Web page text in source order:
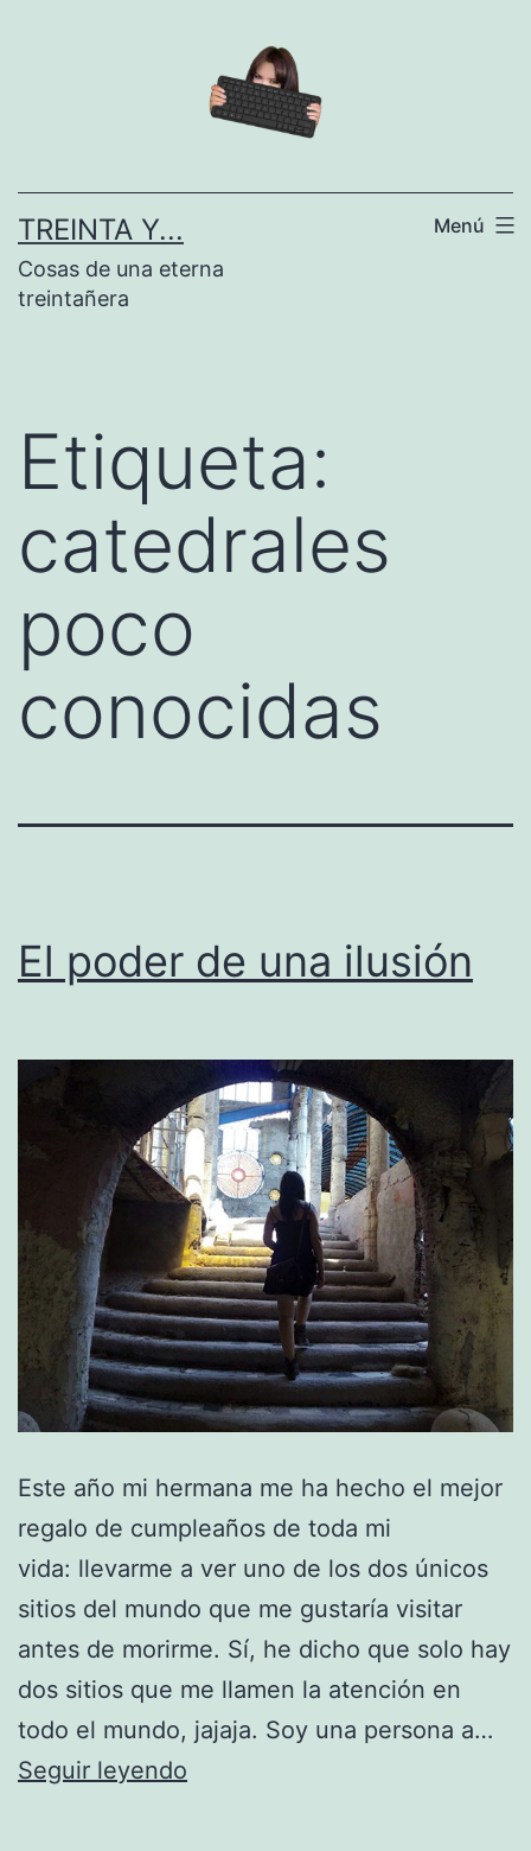
TREINTA Y...
Cosas de una eterna
treintañera
Menú
Etiqueta:
catedrales
poco
conocidas
El poder de una ilusión
Este año mi hermana me ha hecho el mejor
regalo de cumpleaños de toda mi
vida: llevarme a ver uno de los dos únicos
sitios del mundo que me gustaría visitar
antes de morirme. Sí, he dicho que solo hay
dos sitios que me llamen la atención en
todo el mundo, jajaja. Soy una persona a…
Seguir leyendo